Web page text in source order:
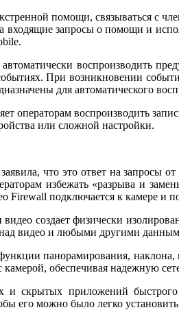
помощи, связываться
запросы о помощи и
воспроизводить
При возникновении
для автоматического
операторам воспроизводить
или сложной настройки.
что это ответ на запросы
избежать «разрыва и
Firewall подключается к камере и
создает физически
над видео и любыми другими
панорамирования,
обеспечивая надежную
и скрытых приложений
его можно было легко